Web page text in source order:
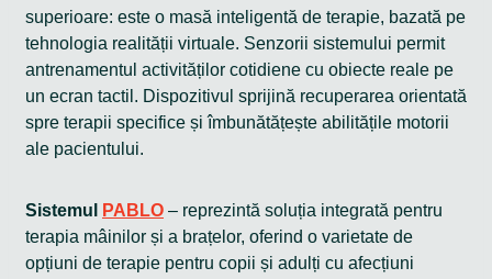
superioare: este o masă inteligentă de terapie, bazată pe
tehnologia realității virtuale. Senzorii sistemului permit
antrenamentul activităților cotidiene cu obiecte reale pe
un ecran tactil. Dispozitivul sprijină recuperarea orientată
spre terapii specifice și îmbunătățește abilitățile motorii
ale pacientului.
Sistemul PABLO – reprezintă soluția integrată pentru
terapia mâinilor și a brațelor, oferind o varietate de
opțiuni de terapie pentru copii și adulți cu afecțiuni